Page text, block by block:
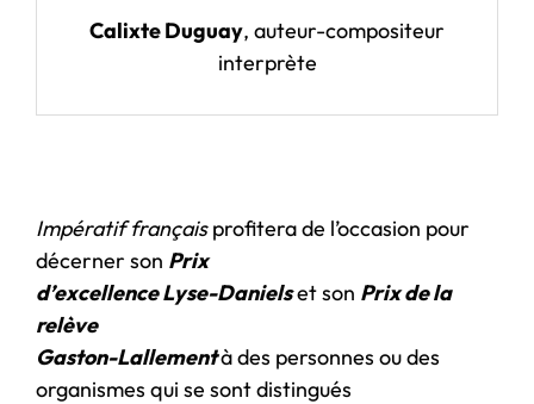
Calixte Duguay, auteur-compositeur
interprète
Impératif françaisprofitera de l’occasion pour
décerner son Prix
d’excellence Lyse-Danielset son Prix de la
relève
Gaston-Lallementà des personnes ou des
organismes qui se sont distingués